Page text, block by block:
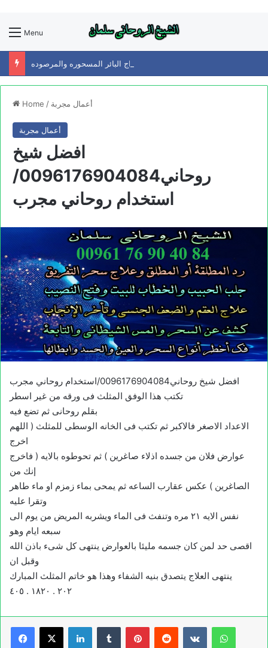
Menu
Home / أعمال مجربة
أعمال مجربة
افضل شيخ
روحاني0096176904084/
استخدام روحاني مجرب
افضل شيخ روحاني0096176904084/استخدام روحاني مجرب
تكتب هذا الوفق المثلث فى ورقه من غير اسطر
بقلم روحانى ثم تضع فيه
الاعداد الاصغر فالاكبر ثم تكتب فى الخانه الوسطى للمثلث ( اللهم
اخرج
عوارض فلان من جسده اذلاء صاغرين ) ثم تحوطوه بالايه ( فاخرج
إنك من
الصاغرين ) عكس عقارب الساعه ثم يمحى بماء زمزم او ماء طاهر
وتقرا عليه
نفس الايه ٢١ مره وتنفث فى الماء ويشربه المريض من يوم الى
سبعه ايام وهو
اقصى حد لمن كان جسمه مليئا بالعوارض ينتهى كل شىء باذن الله
وقبل ان
ينتهى العلاج يتصدق بنيه الشفاء وهذا هو خاتم المثلث المبارك
٢٠٢ . ١٨٢٠ . ٤٠٥